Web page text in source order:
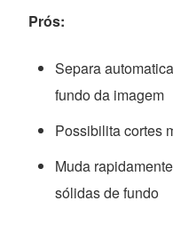
Prós:
Separa
fundo da imagem
Possibilita cortes
Muda
sólidas de fundo